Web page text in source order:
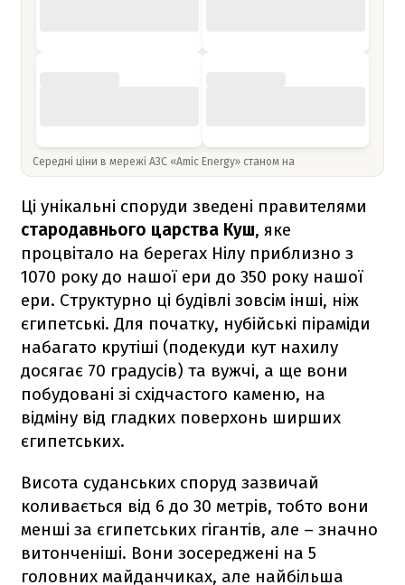
Середні ціни в мережі АЗС «Amic Energy» станом на
Ці унікальні споруди зведені правителями
стародавнього царства Куш, яке
процвітало на берегах Нілу приблизно з
1070 року до нашої ери до 350 року нашої
ери. Структурно ці будівлі зовсім інші, ніж
єгипетські. Для початку, нубійські піраміди
набагато крутіші (подекуди кут нахилу
досягає 70 градусів) та вужчі, а ще вони
побудовані зі східчастого каменю, на
відміну від гладких поверхонь ширших
єгипетських.
Висота суданських споруд зазвичай
коливається від 6 до 30 метрів, тобто вони
менші за єгипетських гігантів, але – значно
витонченіші. Вони зосереджені на 5
головних майданчиках, але найбільша